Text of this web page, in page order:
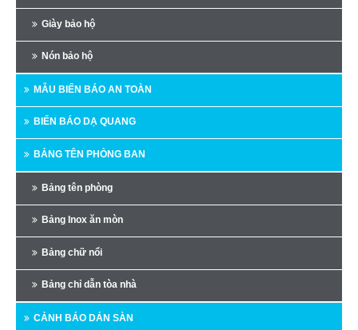
Giày bảo hộ
Nón bảo hộ
MẪU BIỂN BÁO AN TOÀN
BIỂN BÁO DẠ QUANG
BẢNG TÊN PHÒNG BAN
Bảng tên phòng
Bảng Inox ăn mòn
Bảng chữ nổi
Bảng chỉ dẫn tòa nhà
CẢNH BÁO DÁN SÀN